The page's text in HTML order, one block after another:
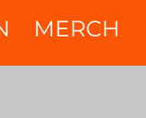
MERCH